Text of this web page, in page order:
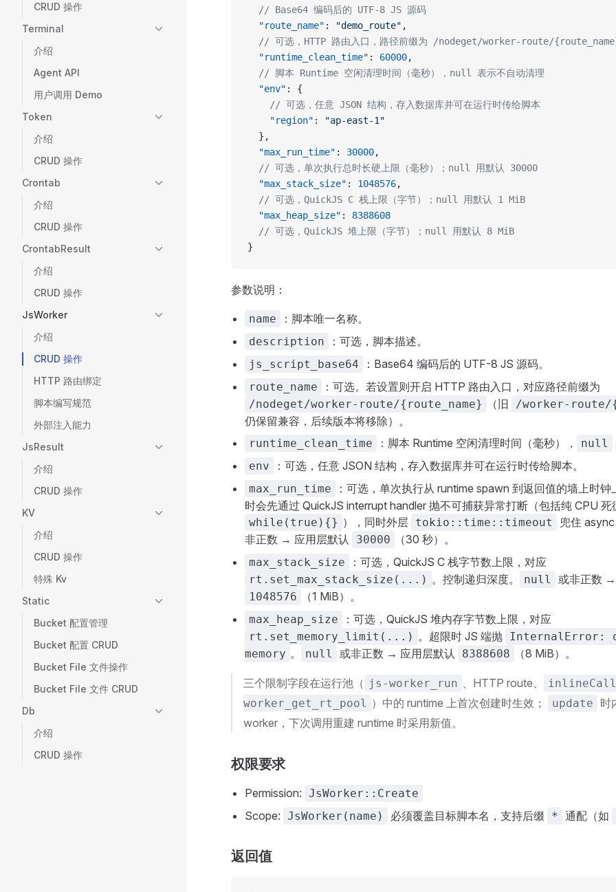
CRUD 操作
Terminal
介绍
Agent API
用户调用 Demo
Token
介绍
CRUD 操作
Crontab
介绍
CRUD 操作
CrontabResult
介绍
CRUD 操作
JsWorker
介绍
CRUD 操作
HTTP 路由绑定
脚本编写规范
外部注入能力
JsResult
介绍
CRUD 操作
KV
介绍
CRUD 操作
特殊 Kv
Static
Bucket 配置管理
Bucket 配置 CRUD
Bucket File 文件操作
Bucket File 文件 CRUD
Db
介绍
CRUD 操作
  // Base64 编码后的 UTF-8 JS 源码
  "route_name"
: "demo_route" ,
// 可选，HTTP 路由入口，路径前缀为 /nodeget/worker-route/
  "runtime_clean_time"
: 60000,
  // 脚本 Runtime 空闲清理时间（毫秒），null 表示不自动清理
  "env"
: {
    // 可选，任意 JSON 结构，存入数据库并可在运行时传给脚本
    "region"
:
"ap-east-1"
  },
  "max_run_time"
: 30000,
  // 可选，单次执行总时长硬上限（毫秒）；null 用默认 30000
  "max_stack_size"
: 1048576,
  // 可选，QuickJS C 栈上限（字节）；null 用默认 1 MiB
  "max_heap_size"
: 8388608
  // 可选，QuickJS 堆上限（字节）；null 用默认 8 MiB
}
参数说明：
name ：脚本唯一名称。
description ：可选，脚本描述。
js_script_base64 ：Base64 编码后的 UTF-8 JS 源码。
route_name ：可选。若设置则开启 HTTP 路由入口，对应路径前缀为
/nodeget/worker-route/{route_name} （旧 /worker-route/
仍保留兼容，后续版本将移除）。
runtime_clean_time ：脚本 Runtime 空闲清理时间（毫秒）， null
env ：可选，任意 JSON 结构，存入数据库并可在运行时传给脚本。
max_run_time
：可选，单次执行从 runtime spawn 到返回值的墙上时
时会先通过 QuickJS interrupt handler 抛不可捕获异常打断（包括纯 CPU 死
while(true){} ），同时外层 tokio::time::timeout
兜住
非正数 → 应用层默认
30000 （30 秒）。
max_stack_size ：可选，QuickJS C 栈字节数上限，对应
rt.set_max_stack_size(...) 。控制递归深度。 null 或非正数
1048576 （1 MiB）。
max_heap_size ：可选，QuickJS 堆内存字节数上限，对应
rt.set_memory_limit(...) 。超限时 JS 端抛 InternalError:
memory 。 null 或非正数 → 应用层默认 8388608 （8 MiB）。
三个限制字段在运行池（ js-worker_run 、HTTP route、
inlineCall
worker_get_rt_pool ）中的 runtime 上首次创建时生效； update
时
worker，下次调用重建 runtime 时采用新值。
权限要求
Permission: JsWorker::Create
Scope: JsWorker(name) 必须覆盖目标脚本名，支持后缀 * 通配（如
返回值